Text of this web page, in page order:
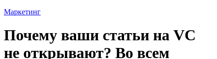
Маркетинг
Почему ваши статьи на VC
не открывают? Во всем